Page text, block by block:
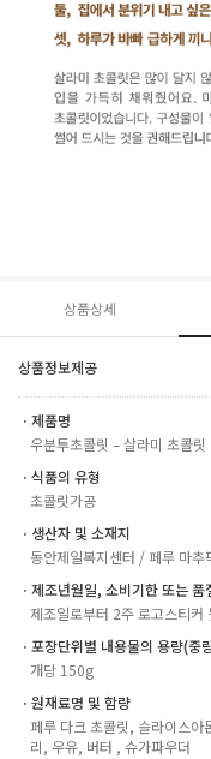
상품상세
상품정보제공
ㆍ제품명
우분투초콜릿 – 살라미 초콜릿
ㆍ식품의 유형
초콜릿가공
ㆍ생산자 및 소재지
동안제일복지센터 / 페루 마추
ㆍ제조년월일, 소비기한 또는 품
제조일로부터 2주 로고스티커
ㆍ포장단위별 내용물의 용량(중
개당 150g
ㆍ원재료명 및 함량
페루 다크 초콜릿, 슬라이스
리, 우유, 버터 , 슈가파우더